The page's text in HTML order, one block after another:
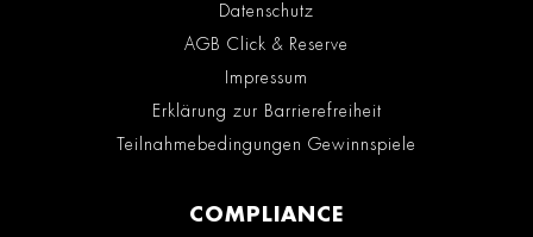
Datenschutz
AGB Click & Reserve
Impressum
Erklärung zur Barrierefreiheit
Teilnahmebedingungen Gewinnspiele
COMPLIANCE